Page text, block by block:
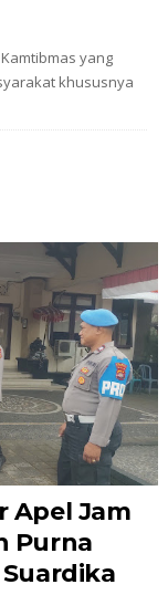
yang
khususnya
Apel Jam
Purna